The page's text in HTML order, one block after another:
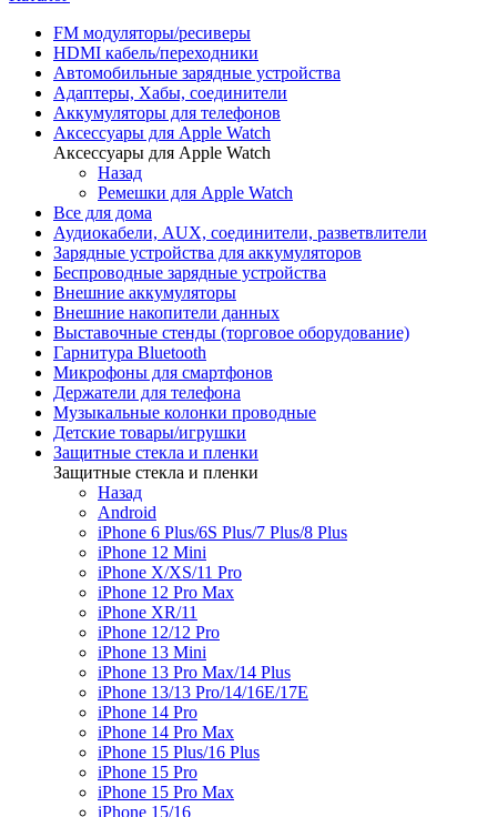
FM модуляторы/ресиверы
HDMI кабель/переходники
Автомобильные зарядные устройства
Адаптеры, Хабы, соединители
Аккумуляторы для телефонов
Аксессуары для Apple Watch
Аксессуары для Apple Watch
Назад
Ремешки для Apple Watch
Все для дома
Аудиокабели, AUX, соединители, разветвлители
Зарядные устройства для аккумуляторов
Беспроводные зарядные устройства
Внешние аккумуляторы
Внешние накопители данных
Выставочные стенды (торговое оборудование)
Гарнитура Bluetooth
Микрофоны для смартфонов
Держатели для телефона
Музыкальные колонки проводные
Детские товары/игрушки
Защитные стекла и пленки
Защитные стекла и пленки
Назад
Android
iPhone 6 Plus/6S Plus/7 Plus/8 Plus
iPhone 12 Mini
iPhone X/XS/11 Pro
iPhone 12 Pro Max
iPhone XR/11
iPhone 12/12 Pro
iPhone 13 Mini
iPhone 13 Pro Max/14 Plus
iPhone 13/13 Pro/14/16E/17E
iPhone 14 Pro
iPhone 14 Pro Max
iPhone 15 Plus/16 Plus
iPhone 15 Pro
iPhone 15 Pro Max
iPhone 15/16